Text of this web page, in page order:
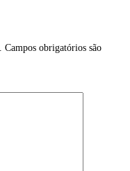
Campos obrigatórios são